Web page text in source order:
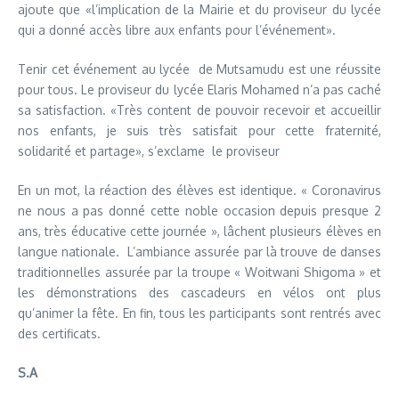
ajoute que «l’implication de la Mairie et du proviseur du lycée
qui a donné accès libre aux enfants pour l’événement».
Tenir cet événement au lycée de Mutsamudu est une réussite
pour tous. Le proviseur du lycée Elaris Mohamed n’a pas caché
sa satisfaction. «Très content de pouvoir recevoir et accueillir
nos enfants, je suis très satisfait pour cette fraternité,
solidarité et partage», s’exclame le proviseur
En un mot, la réaction des élèves est identique. « Coronavirus
ne nous a pas donné cette noble occasion depuis presque 2
ans, très éducative cette journée », lâchent plusieurs élèves en
langue nationale. L’ambiance assurée par là trouve de danses
traditionnelles assurée par la troupe « Woitwani Shigoma » et
les démonstrations des cascadeurs en vélos ont plus
qu’animer la fête. En fin, tous les participants sont rentrés avec
des certificats.
S.A